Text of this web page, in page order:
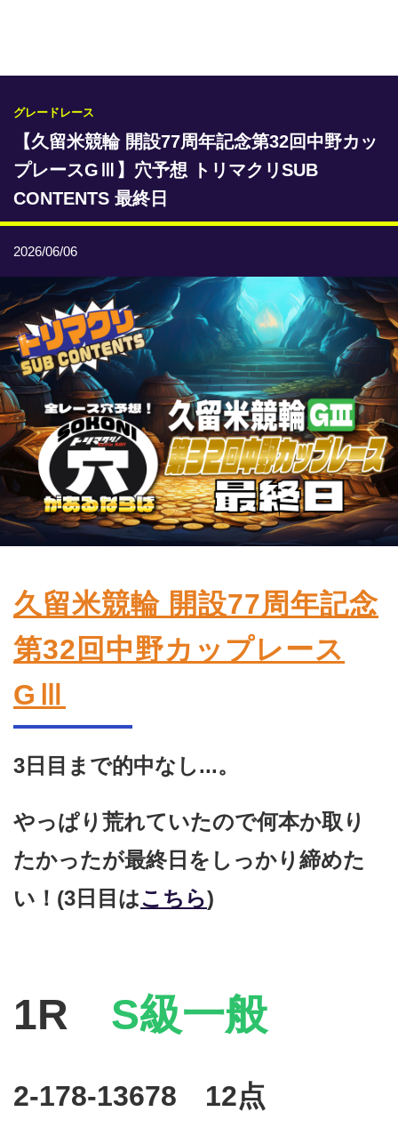
レース情報
本日のおすすめレース
年間開催予定表
トリマクリオリジナル予想
トリマクリコラム
お知らせ
番記者とくダネ！
選手ランキング
競輪場ガイド
記者紹介
ご意見をお聞かせください
お問い合わせ
車券は20歳になってから・のめり込む不安のある方のご相
談
よくある質問
グレードレース
【久留米競輪 開設77周年記念第32回中野カッ
プレースGⅢ】穴予想 トリマクリSUB
CONTENTS 最終日
2026/06/06
久留米競輪 開設77周年記念
第32回中野カップレース
GⅢ
3日目まで的中なし...。
やっぱり荒れていたので何本か取り
たかったが最終日をしっかり締めた
い！(3日目はこちら)
1R S級一般
2-178-13678 12点